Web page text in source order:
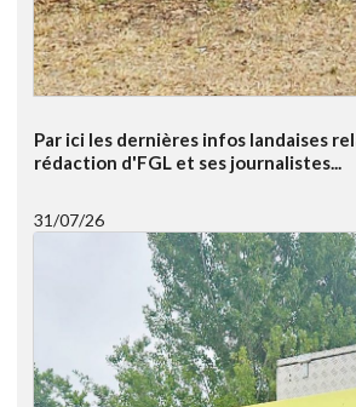
Par ici les dernières infos landaises
rédaction d'FGL et ses journalistes...
31/07/26